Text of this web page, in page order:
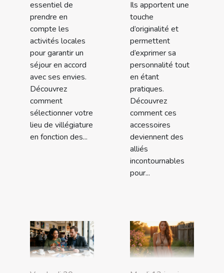
essentiel de
prendre en
compte les
activités locales
pour garantir un
séjour en accord
avec ses envies.
Découvrez
comment
sélectionner votre
lieu de villégiature
en fonction des...
Ils apportent une
touche
d’originalité et
permettent
d’exprimer sa
personnalité tout
en étant
pratiques.
Découvrez
comment ces
accessoires
deviennent des
alliés
incontournables
pour...